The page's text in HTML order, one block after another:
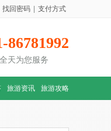
找回密码 支付方式
86781992
天为您服务
旅游资讯 旅游攻略